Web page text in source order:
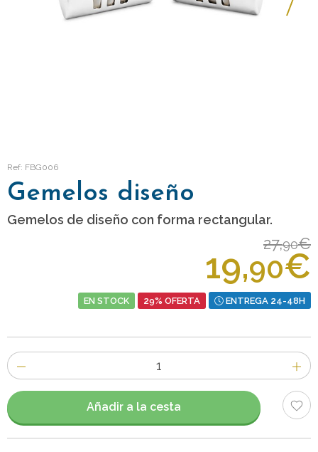
Ref: FBG006
Gemelos diseño
Gemelos de diseño con forma rectangular.
27,90€
19,90€
EN STOCK 29% OFERTA ENTREGA 24-48H
Número
de
artículos
Añadir a la cesta